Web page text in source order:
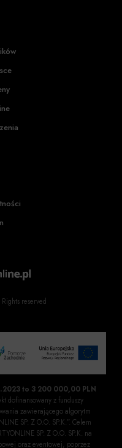
reserved
to 3 200 000,00 PLN
dofinansowany z funduszy
zawierającego algorytm
SP. Z O.O. SP.K.”. Celem
SP. Z O.O. SP.K. na
oraz eventowej, poprzez